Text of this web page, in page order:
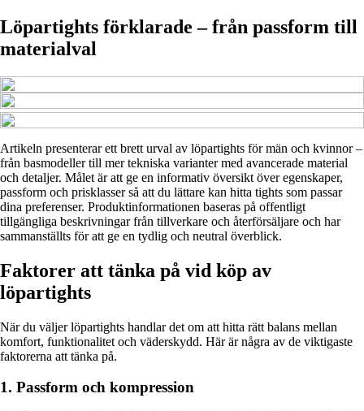
Löpartights förklarade – från passform till
materialval
Artikeln presenterar ett brett urval av löpartights för män och kvinnor –
från basmodeller till mer tekniska varianter med avancerade material
och detaljer. Målet är att ge en informativ översikt över egenskaper,
passform och prisklasser så att du lättare kan hitta tights som passar
dina preferenser. Produktinformationen baseras på offentligt
tillgängliga beskrivningar från tillverkare och återförsäljare och har
sammanställts för att ge en tydlig och neutral överblick.
Faktorer att tänka på vid köp av
löpartights
När du väljer löpartights handlar det om att hitta rätt balans mellan
komfort, funktionalitet och väderskydd. Här är några av de viktigaste
faktorerna att tänka på.
1. Passform och kompression